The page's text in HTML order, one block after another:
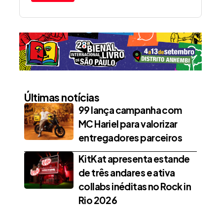
Últimas notícias
99 lança campanha com
MC Hariel para valorizar
entregadores parceiros
KitKat apresenta estande
de três andares e ativa
collabs inéditas no Rock in
Rio 2026